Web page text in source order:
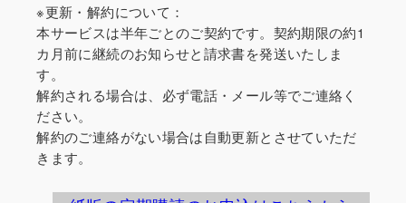
※更新・解約について：
本サービスは半年ごとのご契約です。契約期限の約1
カ月前に継続のお知らせと請求書を発送いたしま
す。
解約される場合は、必ず電話・メール等でご連絡く
ださい。
解約のご連絡がない場合は自動更新とさせていただ
きます。